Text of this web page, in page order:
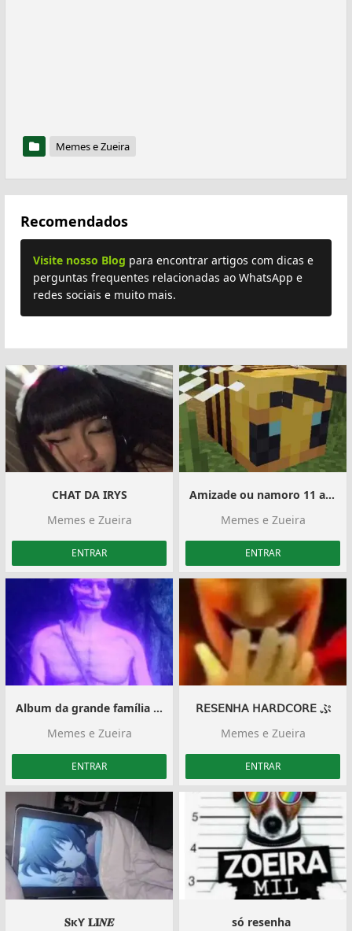
Memes e Zueira
Recomendados
Visite nosso Blog para encontrar artigos com dicas e
perguntas frequentes relacionadas ao WhatsApp e
redes sociais e muito mais.
CHAT DA IRYS
Memes e Zueira
ENTRAR
Amizade ou namoro 11 ao 17
Memes e Zueira
ENTRAR
Album da grande família 4.0
Memes e Zueira
ENTRAR
𝖱𝖤𝖲𝖤𝖭𝖧𝖠 𝖧𝖠𝖱𝖣𝖢𝖮𝖱𝖤 ぷ
Memes e Zueira
ENTRAR
𝐒кƳ 𝐋𝐈𝑵𝑬
só resenha ️